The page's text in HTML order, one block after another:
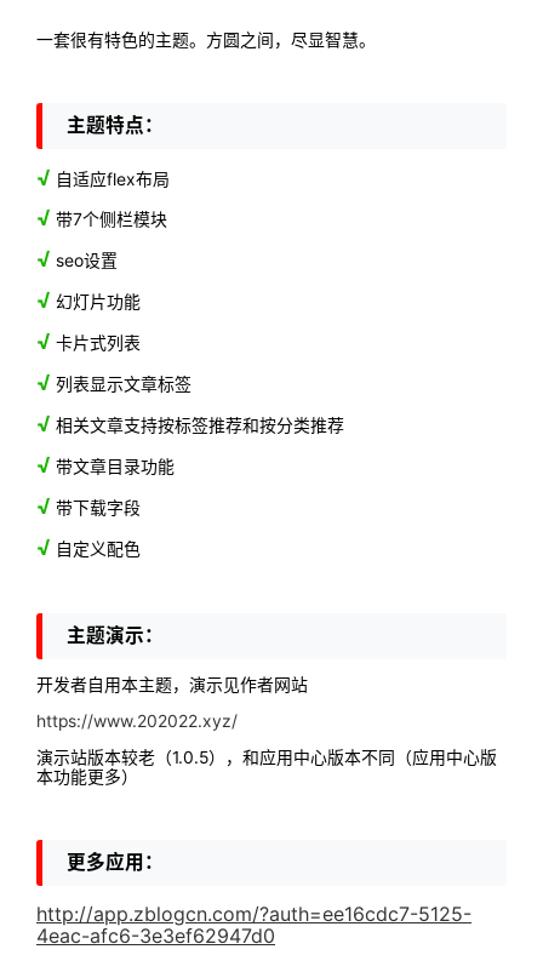
一套很有特色的主题。方圆之间，尽显智慧。
主题特点：
√ 自适应flex布局
√ 带7个侧栏模块
√ seo设置
√ 幻灯片功能
√ 卡片式列表
√ 列表显示文章标签
√ 相关文章支持按标签推荐和按分类推荐
√ 带文章目录功能
√ 带下载字段
√ 自定义配色
主题演示：
开发者自用本主题，演示见作者网站
https://www.202022.xyz/
演示站版本较老（1.0.5），和应用中心版本不同（应用中心版
本功能更多）
更多应用：
http://app.zblogcn.com/?auth=ee16cdc7-5125-
4eac-afc6-3e3ef62947d0